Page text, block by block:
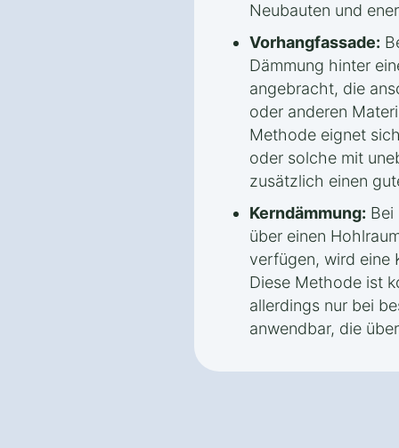
Neubauten und
Vorhangfassade:
Dämmung hinter
angebracht, die
oder anderen
Methode eignet
oder solche mit
zusätzlich einen
Kerndämmung: Bei
über einen
verfügen, wird eine
Diese Methode ist
allerdings nur bei
anwendbar, die